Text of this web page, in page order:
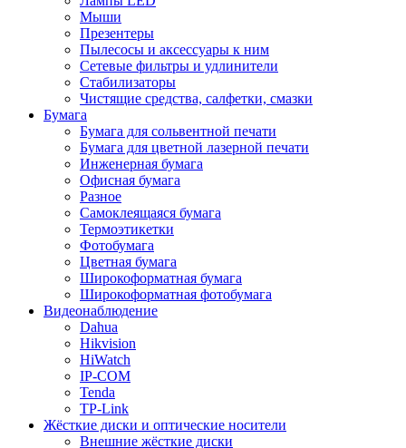
Мыши
Презентеры
Пылесосы и аксессуары к ним
Сетевые фильтры и удлинители
Стабилизаторы
Чистящие средства, салфетки, смазки
Бумага
Бумага для сольвентной печати
Бумага для цветной лазерной печати
Инженерная бумага
Офисная бумага
Разное
Самоклеящаяся бумага
Термоэтикетки
Фотобумага
Цветная бумага
Широкоформатная бумага
Широкоформатная фотобумага
Видеонаблюдение
Dahua
Hikvision
HiWatch
IP-COM
Tenda
TP-Link
Жёсткие диски и оптические носители
Внешние жёсткие диски